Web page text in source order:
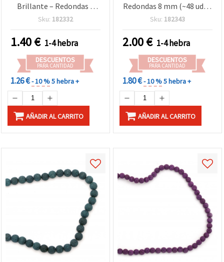
Brillante – Redondas 6
mm (~63 uds), Ideal para
Natural y Creativa DIY
Sku: 182332
1.40€ 1-4 hebra
DESCUENTOS
PARA CANTIDAD
1.26 €- 10 %5 hebra +
AÑADIR AL CARRITO
Redondas 8 mm (~48 uds),
Ideal para Bisutería y
Natural y Energético
Sku: 182343
2.00€ 1-4 hebra
DESCUENTOS
PARA CANTIDAD
1.80 €- 10 %5 hebra +
AÑADIR AL CARRITO